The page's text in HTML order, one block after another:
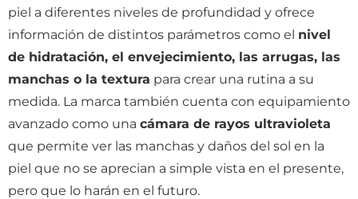
piel a diferentes niveles de profundidad y ofrece
información de distintos parámetros como el nivel
de hidratación, el envejecimiento, las arrugas, las
manchas o la textura para crear una rutina a su
medida. La marca también cuenta con equipamiento
avanzado como una cámara de rayos ultravioleta
que permite ver las manchas y daños del sol en la
piel que no se aprecian a simple vista en el presente,
pero que lo harán en el futuro.